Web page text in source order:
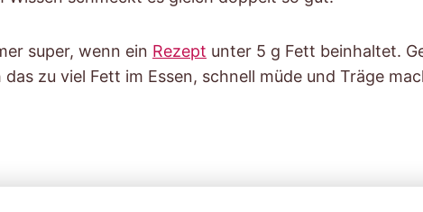
super, wenn ein Rezept unter 5 g Fett beinhaltet.
zu viel Fett im Essen, schnell müde und Träge